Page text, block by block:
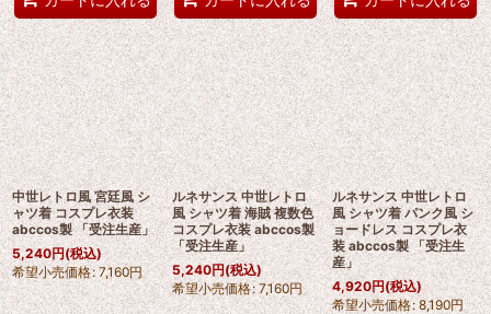
中世レトロ風 宮廷風 シ
ャツ着 コスプレ衣装
abccos製 「受注生産」
5,240円(税込)
希望小売価格: 7,160円
ルネサンス 中世レトロ
風 シャツ着 海賊 複数色
コスプレ衣装 abccos製
「受注生産」
5,240円(税込)
希望小売価格: 7,160円
ルネサンス 中世レトロ
風 シャツ着 パンク風 シ
ョードレス コスプレ衣
装 abccos製 「受注生
産」
4,920円(税込)
希望小売価格: 8,190円